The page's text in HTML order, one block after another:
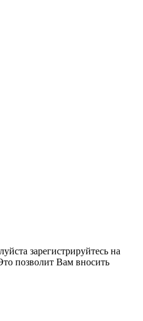
зарегистрируйтесь на
позволит Вам вносить